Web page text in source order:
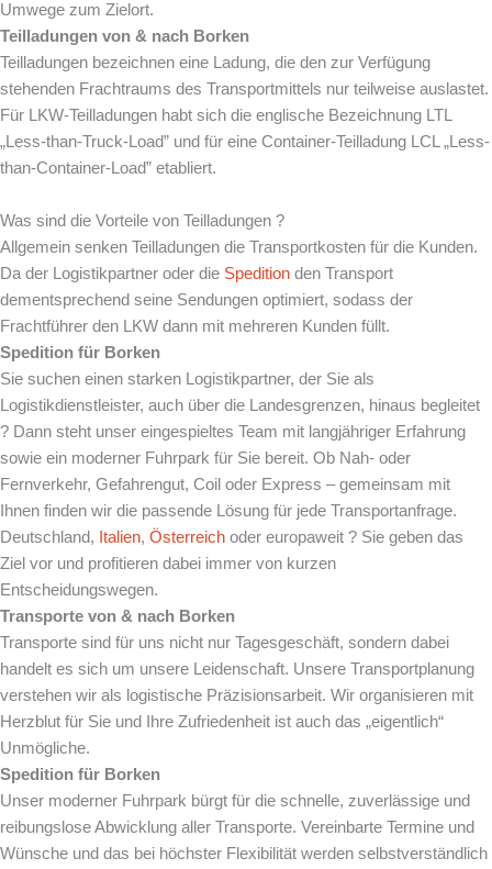
Umwege zum Zielort.
Teilladungen von & nach Borken
Teilladungen bezeichnen eine Ladung, die den zur Verfügung
stehenden Frachtraums des Transportmittels nur teilweise auslastet.
Für LKW-Teilladungen habt sich die englische Bezeichnung LTL
„Less-than-Truck-Load” und für eine Container-Teilladung LCL „Less-
than-Container-Load” etabliert.
Was sind die Vorteile von Teilladungen ?
Allgemein senken Teilladungen die Transportkosten für die Kunden.
Da der Logistikpartner oder die Spedition den Transport
dementsprechend seine Sendungen optimiert, sodass der
Frachtführer den LKW dann mit mehreren Kunden füllt.
Spedition für Borken
Sie suchen einen starken Logistikpartner, der Sie als
Logistikdienstleister, auch über die Landesgrenzen, hinaus begleitet
? Dann steht unser eingespieltes Team mit langjähriger Erfahrung
sowie ein moderner Fuhrpark für Sie bereit. Ob Nah- oder
Fernverkehr, Gefahrengut, Coil oder Express – gemeinsam mit
Ihnen finden wir die passende Lösung für jede Transportanfrage.
Deutschland, Italien, Österreich oder europaweit ? Sie geben das
Ziel vor und profitieren dabei immer von kurzen
Entscheidungswegen.
Transporte von & nach Borken
Transporte sind für uns nicht nur Tagesgeschäft, sondern dabei
handelt es sich um unsere Leidenschaft. Unsere Transportplanung
verstehen wir als logistische Präzisionsarbeit. Wir organisieren mit
Herzblut für Sie und Ihre Zufriedenheit ist auch das „eigentlich“
Unmögliche.
Spedition für Borken
Unser moderner Fuhrpark bürgt für die schnelle, zuverlässige und
reibungslose Abwicklung aller Transporte. Vereinbarte Termine und
Wünsche und das bei höchster Flexibilität werden selbstverständlich